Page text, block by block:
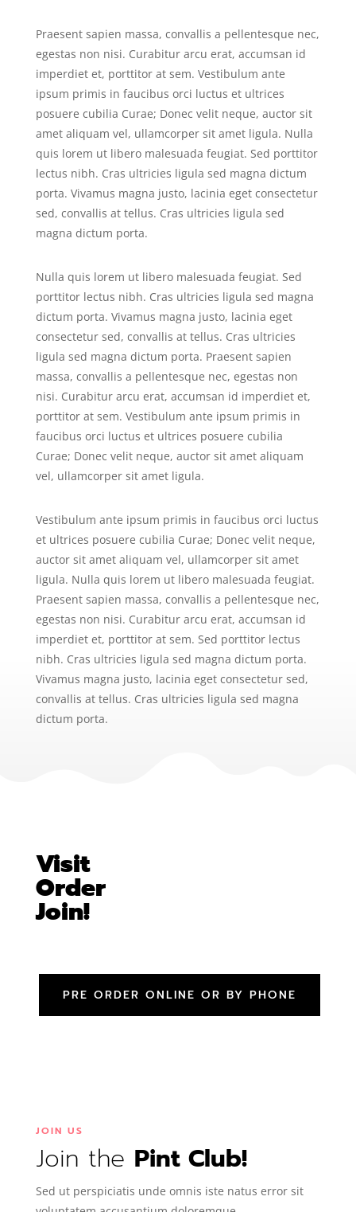
Praesent sapien massa, convallis a pellentesque nec,
egestas non nisi. Curabitur arcu erat, accumsan id
imperdiet et, porttitor at sem. Vestibulum ante
ipsum primis in faucibus orci luctus et ultrices
posuere cubilia Curae; Donec velit neque, auctor sit
amet aliquam vel, ullamcorper sit amet ligula. Nulla
quis lorem ut libero malesuada feugiat. Sed porttitor
lectus nibh. Cras ultricies ligula sed magna dictum
porta. Vivamus magna justo, lacinia eget consectetur
sed, convallis at tellus. Cras ultricies ligula sed
magna dictum porta.
Nulla quis lorem ut libero malesuada feugiat. Sed
porttitor lectus nibh. Cras ultricies ligula sed magna
dictum porta. Vivamus magna justo, lacinia eget
consectetur sed, convallis at tellus. Cras ultricies
ligula sed magna dictum porta. Praesent sapien
massa, convallis a pellentesque nec, egestas non
nisi. Curabitur arcu erat, accumsan id imperdiet et,
porttitor at sem. Vestibulum ante ipsum primis in
faucibus orci luctus et ultrices posuere cubilia
Curae; Donec velit neque, auctor sit amet aliquam
vel, ullamcorper sit amet ligula.
Vestibulum ante ipsum primis in faucibus orci luctus
et ultrices posuere cubilia Curae; Donec velit neque,
auctor sit amet aliquam vel, ullamcorper sit amet
ligula. Nulla quis lorem ut libero malesuada feugiat.
Praesent sapien massa, convallis a pellentesque nec,
egestas non nisi. Curabitur arcu erat, accumsan id
imperdiet et, porttitor at sem. Sed porttitor lectus
nibh. Cras ultricies ligula sed magna dictum porta.
Vivamus magna justo, lacinia eget consectetur sed,
convallis at tellus. Cras ultricies ligula sed magna
dictum porta.
Visit
Order
Join!
PRE ORDER ONLINE OR BY PHONE
JOIN US
Join the Pint Club!
Sed ut perspiciatis unde omnis iste natus error sit